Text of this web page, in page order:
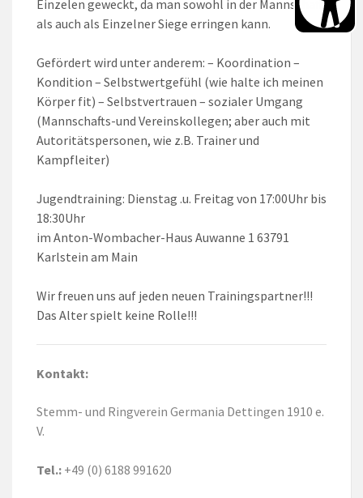
Einzelen geweckt, da man sowohl in der Mannschaft
als auch als Einzelner Siege erringen kann.
Gefördert wird unter anderem: – Koordination –
Kondition – Selbstwertgefühl (wie halte ich meinen
Körper fit) – Selbstvertrauen – sozialer Umgang
(Mannschafts-und Vereinskollegen; aber auch mit
Autoritätspersonen, wie z.B. Trainer und
Kampfleiter)
Jugendtraining: Dienstag .u. Freitag von 17:00Uhr bis
18:30Uhr
im Anton-Wombacher-Haus Auwanne 1 63791
Karlstein am Main
Wir freuen uns auf jeden neuen Trainingspartner!!!
Das Alter spielt keine Rolle!!!
Kontakt:
Stemm- und Ringverein Germania Dettingen 1910 e.
V.
Tel.: +49 (0) 6188 991620